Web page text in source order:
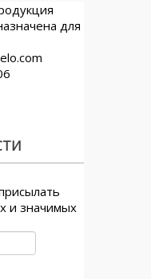
для
и значимых